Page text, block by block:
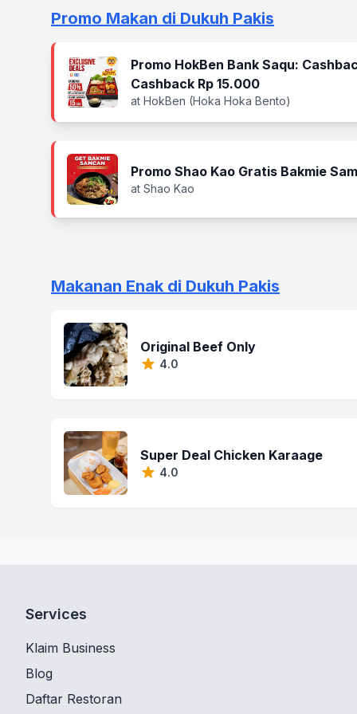
Promo Makan di Dukuh Pakis
Promo HokBen Bank Saqu:
Cashback Rp 15.000
at HokBen (Hoka Hoka Bento)
Promo Shao Kao Gratis Bakmie
at Shao Kao
Makanan Enak di Dukuh Pakis
Original Beef Only
4.0
Super Deal Chicken Karaage
4.0
Services
Klaim Business
Blog
Daftar Restoran